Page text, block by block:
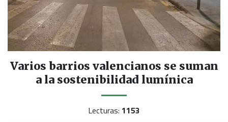
Varios barrios valencianos se suman
a la sostenibilidad lumínica
Lecturas: 1153